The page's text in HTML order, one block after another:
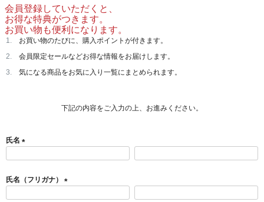
会員登録していただくと、
お得な特典がつきます。
お買い物も便利になります。
お買い物のたびに、購入ポイントが付きます。
会員限定セールなどお得な情報をお届けします。
気になる商品をお気に入り一覧にまとめられます。
下記の内容をご入力の上、お進みください。
氏名
須
)
氏名（フリガナ）